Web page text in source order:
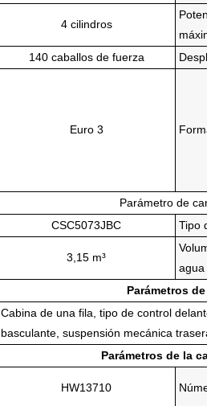
4 cilindros
máxima
140 caballos de fuerza
Euro 3 Forma
Parámetro de
CSC5073JBC
Tipo
3,15 m³
agua
Parámetros de
Cabina de una fila, tipo de control
basculante, suspensión mecánica
Parámetros de la
HW13710